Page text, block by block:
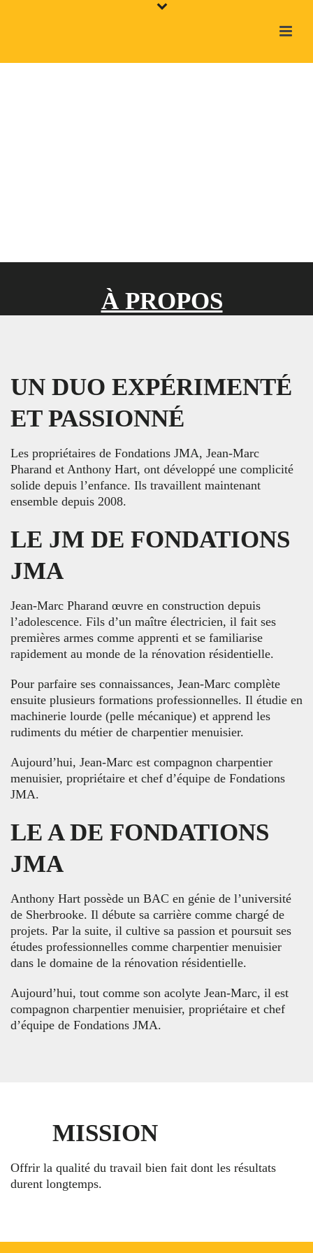
À PROPOS
UN DUO EXPÉRIMENTÉ
ET PASSIONNÉ
Les propriétaires de Fondations JMA, Jean-Marc
Pharand et Anthony Hart, ont développé une complicité
solide depuis l’enfance. Ils travaillent maintenant
ensemble depuis 2008.
LE JM DE FONDATIONS
JMA
Jean-Marc Pharand œuvre en construction depuis
l’adolescence. Fils d’un maître électricien, il fait ses
premières armes comme apprenti et se familiarise
rapidement au monde de la rénovation résidentielle.
Pour parfaire ses connaissances, Jean-Marc complète
ensuite plusieurs formations professionnelles. Il étudie en
machinerie lourde (pelle mécanique) et apprend les
rudiments du métier de charpentier menuisier.
Aujourd’hui, Jean-Marc est compagnon charpentier
menuisier, propriétaire et chef d’équipe de Fondations
JMA.
LE A DE FONDATIONS
JMA
Anthony Hart possède un BAC en génie de l’université
de Sherbrooke. Il débute sa carrière comme chargé de
projets. Par la suite, il cultive sa passion et poursuit ses
études professionnelles comme charpentier menuisier
dans le domaine de la rénovation résidentielle.
Aujourd’hui, tout comme son acolyte Jean-Marc, il est
compagnon charpentier menuisier, propriétaire et chef
d’équipe de Fondations JMA.
MISSION
Offrir la qualité du travail bien fait dont les résultats
durent longtemps.